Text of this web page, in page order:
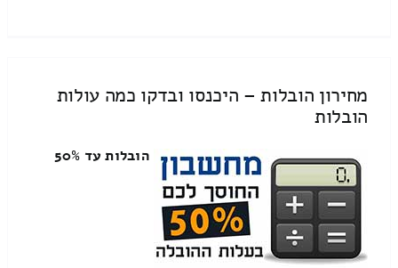
מחירון הובלות – היכנסו ובדקו כמה עולות
הובלות
הובלות עד 50%